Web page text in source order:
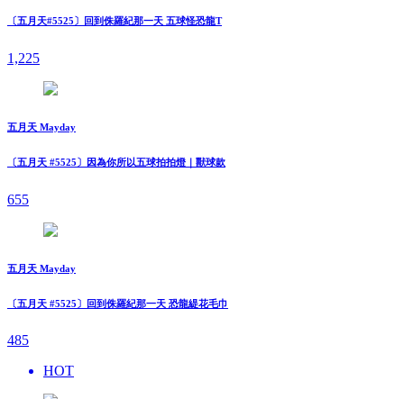
〔五月天#5525〕回到侏羅紀那一天 五球怪恐龍T
1,225
五月天 Mayday
〔五月天 #5525〕因為你所以五球拍拍燈｜獸球款
655
五月天 Mayday
〔五月天 #5525〕回到侏羅紀那一天 恐龍緹花毛巾
485
HOT